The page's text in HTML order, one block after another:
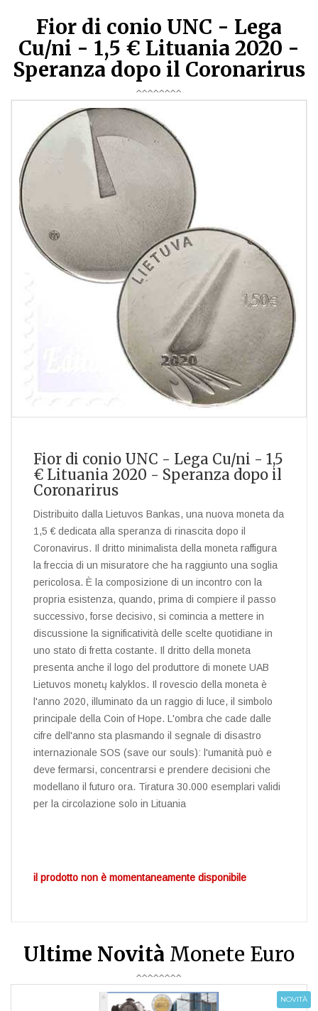
Fior di conio UNC - Lega
Cu/ni - 1,5 € Lituania 2020 -
Speranza dopo il Coronarirus
Fior di conio UNC - Lega Cu/ni - 1,5
€ Lituania 2020 - Speranza dopo il
Coronarirus
Distribuito dalla Lietuvos Bankas, una nuova moneta da
1,5 € dedicata alla speranza di rinascita dopo il
Coronavirus. Il dritto minimalista della moneta raffigura
la freccia di un misuratore che ha raggiunto una soglia
pericolosa. È la composizione di un incontro con la
propria esistenza, quando, prima di compiere il passo
successivo, forse decisivo, si comincia a mettere in
discussione la significatività delle scelte quotidiane in
uno stato di fretta costante. Il dritto della moneta
presenta anche il logo del produttore di monete UAB
Lietuvos monetų kalyklos. Il rovescio della moneta è
l'anno 2020, illuminato da un raggio di luce, il simbolo
principale della Coin of Hope. L'ombra che cade dalle
cifre dell'anno sta plasmando il segnale di disastro
internazionale SOS (save our souls): l'umanità può e
deve fermarsi, concentrarsi e prendere decisioni che
modellano il futuro ora. Tiratura 30.000 esemplari validi
per la circolazione solo in Lituania
il prodotto non è momentaneamente disponibile
Ultime Novità Monete Euro
NOVITÀ